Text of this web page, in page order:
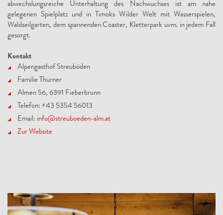
abwechslungsreiche Unterhaltung des Nachwuchses ist am nahe
gelegenen Spielplatz und in Timoks Wilder Welt mit Wasserspielen,
Waldseilgarten, dem spannenden Coaster, Kletterpark uvm. in jedem Fall
gesorgt.
Kontakt
Alpengasthof Streuböden
Familie Thurner
Almen 56, 6391 Fieberbrunn
Telefon: +43 5354 56013
Email: info@streuboeden-alm.at
Zur Website